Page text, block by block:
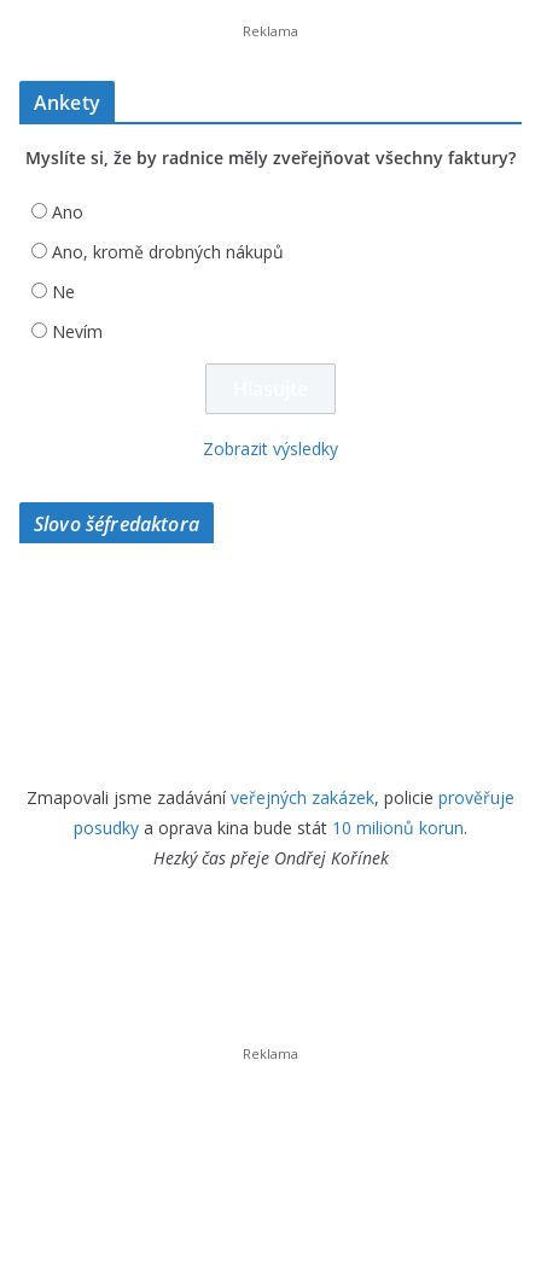
Ankety
Myslíte si, že by radnice měly zveřejňovat všechny faktury?
Ano
Ano, kromě drobných nákupů
Ne
Nevím
Zobrazit výsledky
Slovo šéfredaktora
Zmapovali jsme zadáváníveřejných zakázek, policie prověřuje
posudky a oprava kina bude stát 10 milionů korun.
Hezký čas přeje Ondřej Kořínek